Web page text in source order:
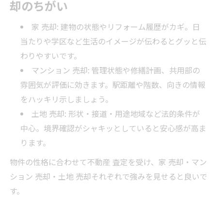
却のちがい
家 売却: 建物の状態やリフォーム履歴がカギ。日
当たりや学区など生活のイメージが伝わるとグッと伝
わりやすいです。
マンション 売却: 管理状態や修繕計画、共用部の
雰囲気が評価に効きます。駅距離や階数、向きの情報
をハッキリ示しましょう。
土地 売却: 形状・接道・用途地域など法的条件が
中心。境界確認がシャキッとしていると安心感が高ま
ります。
物件の性格に合わせて不動産 査定を受け、家 売却・マン
ション 売却・土地 売却それぞれで強みを見せると良いで
す。